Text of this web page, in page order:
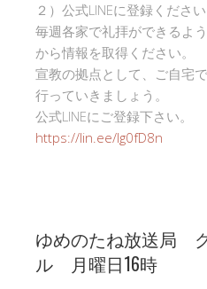
２）公式LINEに登録ください
毎週各家で礼拝ができるよ
から情報を取得ください。
宣教の拠点として、ご自宅
行っていきましょう。
公式LINEにご登録下さい。
https://lin.ee/Ig0fD8n
ゆめのたね放送局
ル 月曜日16時